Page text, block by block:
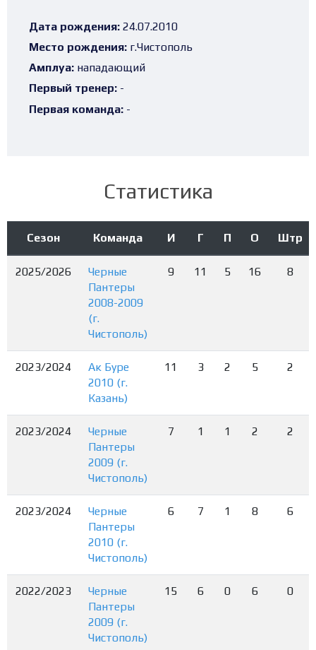
Дата рождения: 24.07.2010
Место рождения: г.Чистополь
Амплуа: нападающий
Первый тренер: -
Первая команда: -
Статистика
Сезон Команда И Г П О Штр
2025/2026
Черные
Пантеры
2008-2009
(г.
Чистополь)
9 11 5 16 8
2023/2024
Ак Буре
2010 (г.
Казань)
11 3 2 5 2
2023/2024
Черные
Пантеры
2009 (г.
Чистополь)
7 1 1 2 2
2023/2024
Черные
Пантеры
2010 (г.
Чистополь)
6 7 1 8 6
2022/2023
Черные
Пантеры
2009 (г.
Чистополь)
15 6 0 6 0